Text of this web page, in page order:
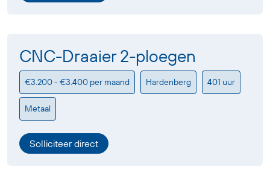
CNC-Draaier 2-ploegen
€3.200 - €3.400 per maand Hardenberg 401 uur
Metaal
Solliciteer direct